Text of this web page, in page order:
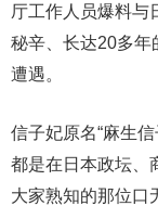
厅工作人员爆料与
秘辛、长达20多年
遭遇。
信子妃原名“麻生
都是在日本政坛、
大家熟知的那位口